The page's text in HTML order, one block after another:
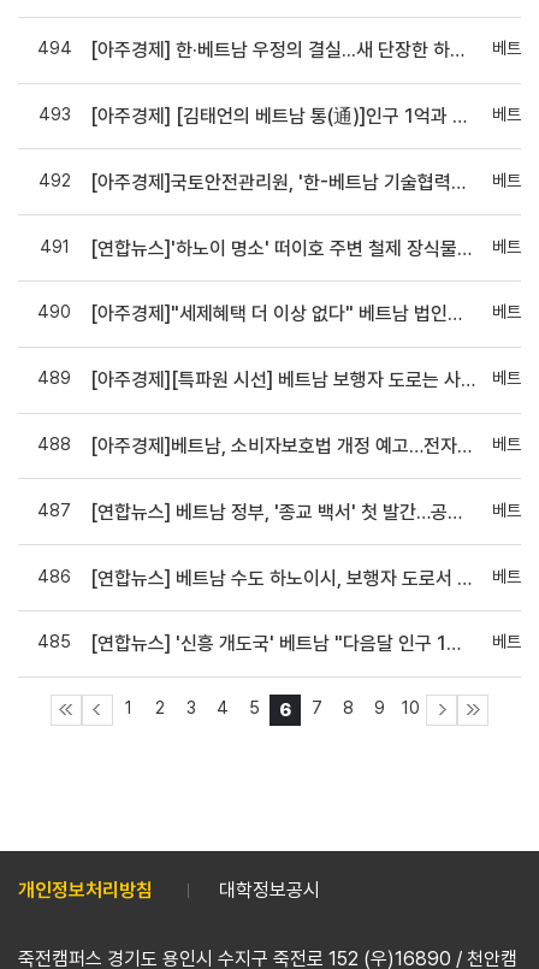
494 [아주경제] 한·베트남 우정의 결실...새 단장한 하노이시립도서관 개관 베트
493 [아주경제] [김태언의 베트남 통(通)]인구 1억과 베트남의 생산력 베트
492 [아주경제]국토안전관리원, '한-베트남 기술협력회의' 개최... 베트
491 [연합뉴스]'하노이 명소' 떠이호 주변 철제 장식물 1천500개 도난 베트
490 [아주경제]​"세제혜택 더 이상 없다" 베트남 법인세 15%, 투자기업 악영향 미치나 베트
489 [아주경제][특파원 시선] 베트남 보행자 도로는 사람이 없다 베트
488 [아주경제]베트남, 소비자보호법 개정 예고…전자상거래 소비자 권리 강화에 방점 베트
487 [연합뉴스] 베트남 정부, '종교 백서' 첫 발간…공식 입장·현황 담겨 베트
486 [연합뉴스] 베트남 수도 하노이시, 보행자 도로서 식음료 노점 철거 베트
485 [연합뉴스] '신흥 개도국' 베트남 "다음달 인구 1억명 돌파 전망" 베트
1 2 3 4 5 6 7 8 9 10
개인정보처리방침 대학정보공시
죽전캠퍼스 경기도 용인시 수지구 죽전로 152 (우)16890 / 천안캠